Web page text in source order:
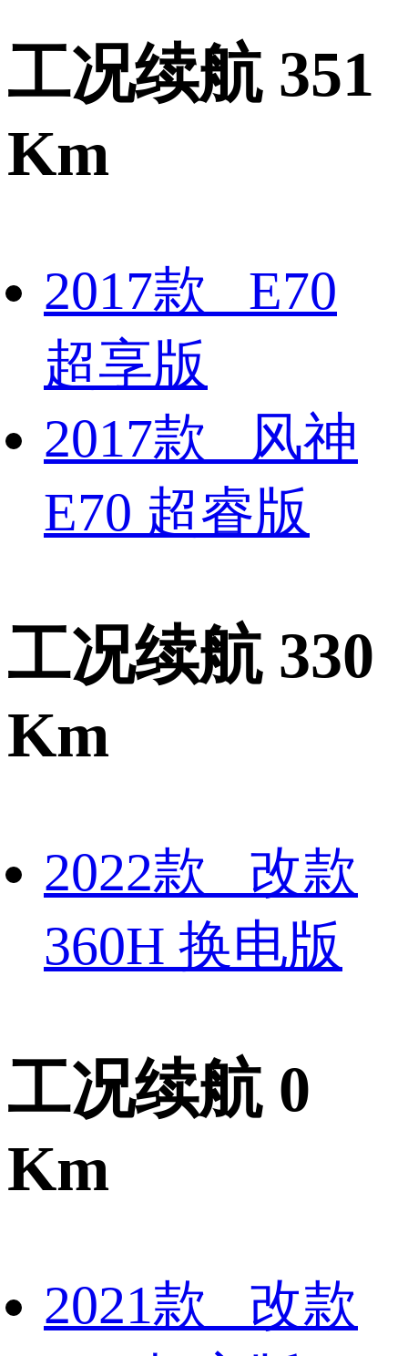
工况续航 351
Km
2017款 E70
超享版
2017款 风神
E70 超睿版
工况续航 330
Km
2022款 改款
360H 换电版
工况续航 0
Km
2021款 改款